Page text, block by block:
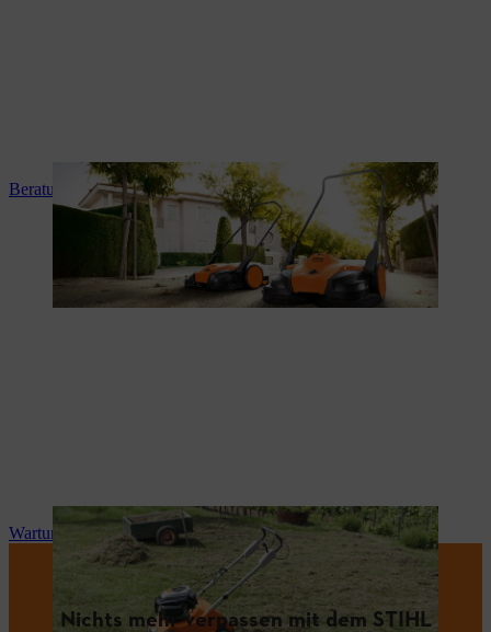
Beratung und Produkteinweisung
Wartung und Reparatur
Nichts mehr verpassen mit dem STIHL